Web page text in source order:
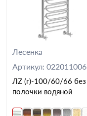
Лесенка
Артикул: 022011006
ЛZ (г)-100/60/66 без
полочки водяной